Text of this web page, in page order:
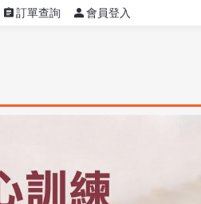
訂單查詢 會員登入